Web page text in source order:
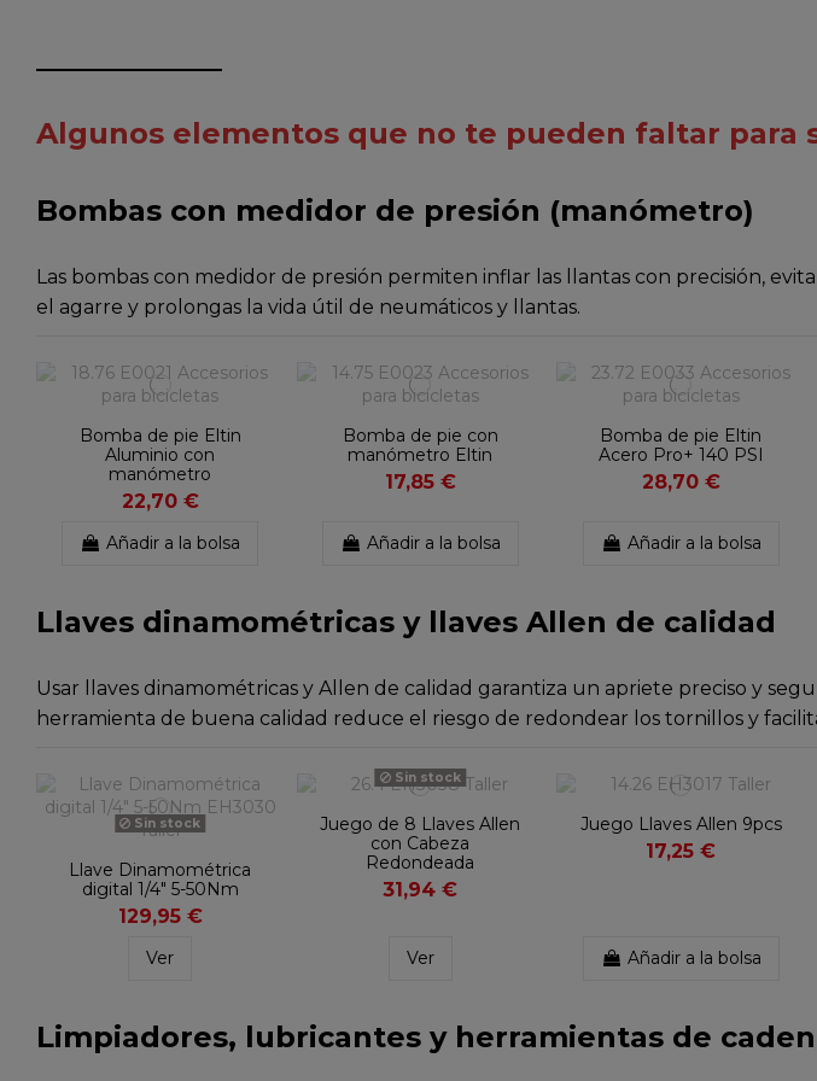
Algunos elementos que no te pueden faltar para
Bombas con medidor de presión (manómetro)
Las bombas con medidor de presión permiten inflar las llantas con precisión,
el agarre y prolongas la vida útil de neumáticos y llantas.
Bomba de pie Eltin
Aluminio con
manómetro
22,70 €
Añadir a la bolsa
Bomba de pie con
manómetro Eltin
17,85 €
Añadir a la bolsa
Bomba de pie Eltin
Acero Pro+ 140 PSI
28,70 €
Añadir a la bolsa
Llaves dinamométricas y llaves Allen de calidad
Usar llaves dinamométricas y Allen de calidad garantiza un apriete preciso y
herramienta de buena calidad reduce el riesgo de redondear los tornillos y
Sin stock
Llave Dinamométrica
digital 1/4" 5-50Nm
129,95 €
Ver
Sin stock
Juego de 8 Llaves Allen
con Cabeza
Redondeada
31,94 €
Ver
Juego Llaves Allen 9pcs
17,25 €
Añadir a la bolsa
Limpiadores, lubricantes y herramientas de